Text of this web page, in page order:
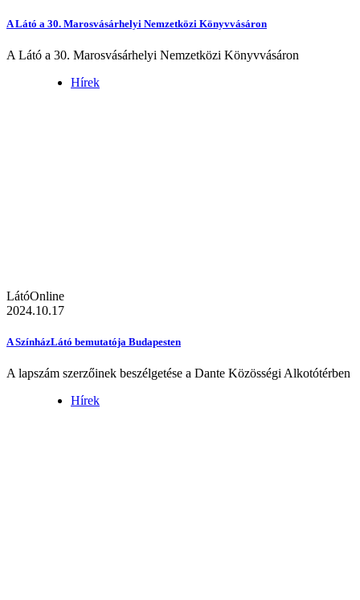
A Látó a 30. Marosvásárhelyi Nemzetközi Könyvvásáron
A Látó a 30. Marosvásárhelyi Nemzetközi Könyvvásáron
Hírek
LátóOnline
2024.10.17
A SzínházLátó bemutatója Budapesten
A lapszám szerzőinek beszélgetése a Dante Közösségi Alkotótérben
Hírek